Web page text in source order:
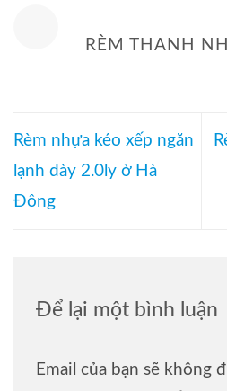
RÈM THANH
Rèm nhựa kéo xếp ngăn
lạnh dày 2.0ly ở Hà
Đông
Để lại một bình luận
Email của bạn sẽ không